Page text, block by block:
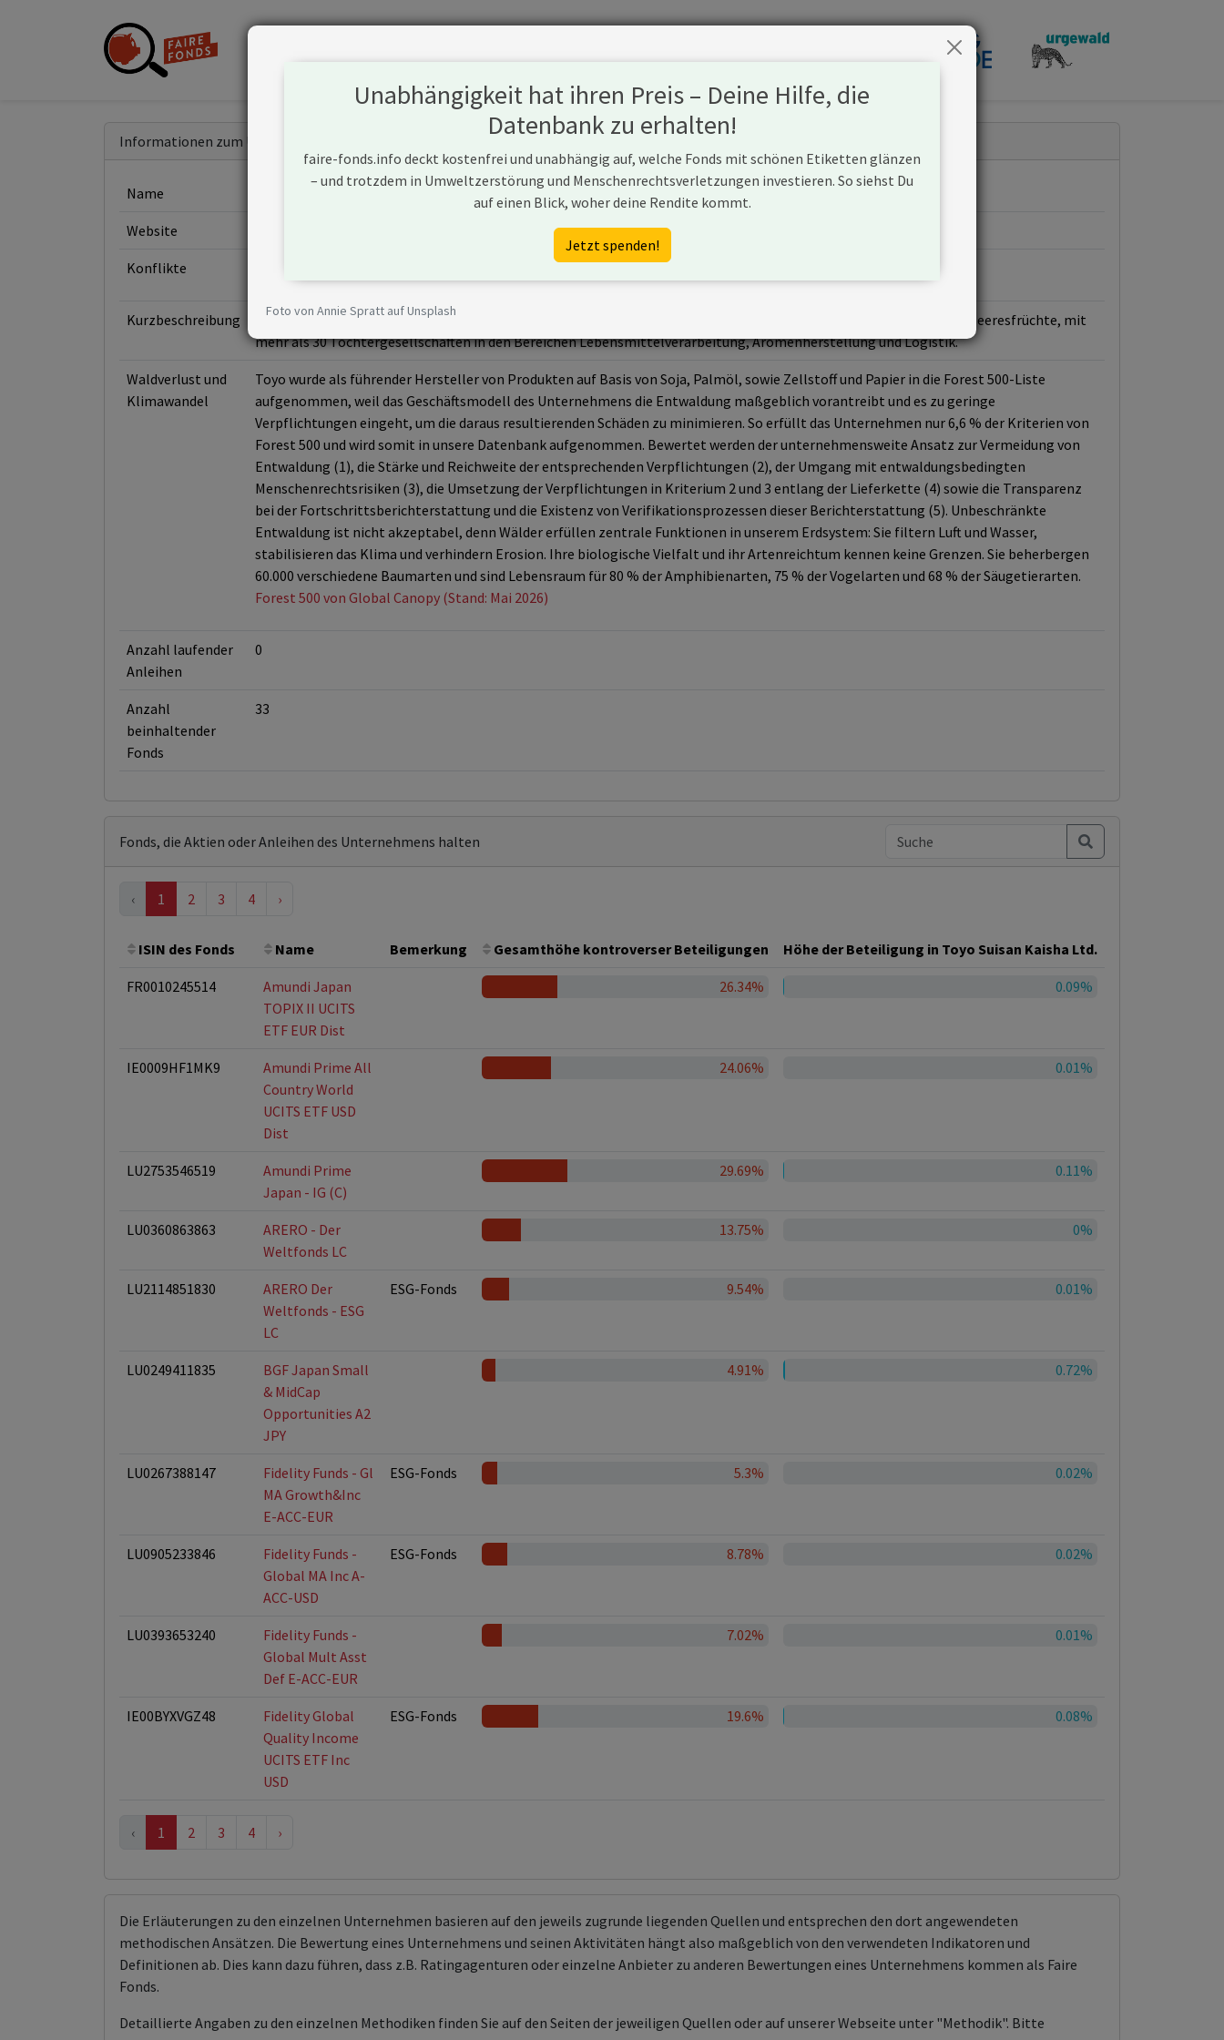
Informationen zum Unternehmen
Name
Website
Konflikte
Kurzbeschreibung
Toyo Suisan Kaisha Ltd. (Toyo) ist ein japanisches Lebensmittelunternehmen, spezialisiert auf Nudelprodukte und Meeresfrüchte, mit
mehr als 30 Tochtergesellschaften in den Bereichen Lebensmittelverarbeitung, Aromenherstellung und Logistik.
Waldverlust und
Klimawandel
Toyo wurde als führender Hersteller von Produkten auf Basis von Soja, Palmöl, sowie Zellstoff und Papier in die Forest 500-Liste
aufgenommen, weil das Geschäftsmodell des Unternehmens die Entwaldung maßgeblich vorantreibt und es zu geringe
Verpflichtungen eingeht, um die daraus resultierenden Schäden zu minimieren. So erfüllt das Unternehmen nur 6,6 % der Kriterien von
Forest 500 und wird somit in unsere Datenbank aufgenommen. Bewertet werden der unternehmensweite Ansatz zur Vermeidung von
Entwaldung (1), die Stärke und Reichweite der entsprechenden Verpflichtungen (2), der Umgang mit entwaldungsbedingten
Menschenrechtsrisiken (3), die Umsetzung der Verpflichtungen in Kriterium 2 und 3 entlang der Lieferkette (4) sowie die Transparenz
bei der Fortschrittsberichterstattung und die Existenz von Verifikationsprozessen dieser Berichterstattung (5). Unbeschränkte
Entwaldung ist nicht akzeptabel, denn Wälder erfüllen zentrale Funktionen in unserem Erdsystem: Sie filtern Luft und Wasser,
stabilisieren das Klima und verhindern Erosion. Ihre biologische Vielfalt und ihr Artenreichtum kennen keine Grenzen. Sie beherbergen
60.000 verschiedene Baumarten und sind Lebensraum für 80 % der Amphibienarten, 75 % der Vogelarten und 68 % der Säugetierarten.
Forest 500 von Global Canopy (Stand: Mai 2026)
Anzahl laufender
Anleihen
0
Anzahl
beinhaltender
Fonds
33
Fonds, die Aktien oder Anleihen des Unternehmens halten
‹ 1 2 3 4 ›
ISIN des Fonds Name Bemerkung Gesamthöhe kontroverser Beteiligungen Höhe der Beteiligung in Toyo Suisan Kaisha Ltd.
FR0010245514
Amundi Japan
TOPIX II UCITS
ETF EUR Dist
26.34% 0.09%
IE0009HF1MK9
Amundi Prime All
Country World
UCITS ETF USD
Dist
24.06% 0.01%
LU2753546519
Amundi Prime
Japan - IG (C)
29.69% 0.11%
LU0360863863
ARERO - Der
Weltfonds LC
13.75% 0%
LU2114851830
ARERO Der
Weltfonds - ESG
LC
ESG-Fonds 9.54% 0.01%
LU0249411835
BGF Japan Small
& MidCap
Opportunities A2
JPY
4.91% 0.72%
LU0267388147
Fidelity Funds - Gl
MA Growth&Inc
E-ACC-EUR
ESG-Fonds 5.3% 0.02%
LU0905233846
Fidelity Funds -
Global MA Inc A-
ACC-USD
ESG-Fonds 8.78% 0.02%
LU0393653240
Fidelity Funds -
Global Mult Asst
Def E-ACC-EUR
7.02% 0.01%
IE00BYXVGZ48
Fidelity Global
Quality Income
UCITS ETF Inc
USD
ESG-Fonds 19.6% 0.08%
‹ 1 2 3 4 ›
Die Erläuterungen zu den einzelnen Unternehmen basieren auf den jeweils zugrunde liegenden Quellen und entsprechen den dort angewendeten
methodischen Ansätzen. Die Bewertung eines Unternehmens und seinen Aktivitäten hängt also maßgeblich von den verwendeten Indikatoren und
Definitionen ab. Dies kann dazu führen, dass z.B. Ratingagenturen oder einzelne Anbieter zu anderen Bewertungen eines Unternehmens kommen als Faire
Fonds.
Detaillierte Angaben zu den einzelnen Methodiken finden Sie auf den Seiten der jeweiligen Quellen oder auf unserer Webseite unter "Methodik". Bitte
Unabhängigkeit hat ihren Preis – Deine Hilfe, die
Datenbank zu erhalten!
faire-fonds.info deckt kostenfrei und unabhängig auf, welche Fonds mit schönen Etiketten glänzen
– und trotzdem in Umweltzerstörung und Menschenrechtsverletzungen investieren. So siehst Du
auf einen Blick, woher deine Rendite kommt.
Jetzt spenden!
Foto von Annie Spratt auf Unsplash